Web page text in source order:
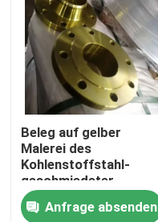
Beleg auf gelber
Malerei des
Kohlenstoffstahl-
geschmiedeter
Flansch-PN16
CLASS150
Anfrage absenden